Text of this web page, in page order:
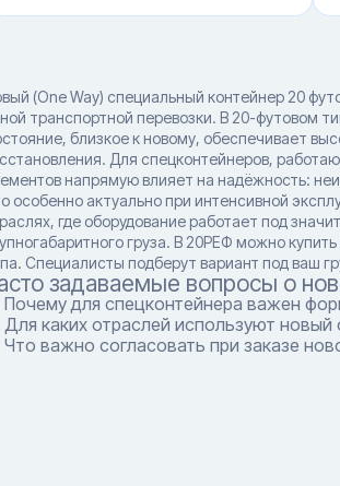
(One Way) специальный контейнер 20
транспортной перевозки. В 20-футовом
близкое к новому, обеспечивает
Для спецконтейнеров,
напрямую влияет на надёжность:
особенно актуально при интенсивной
где оборудование работает под
груза. В 20РЕФ можно
Специалисты подберут вариант под ваш
задаваемые вопросы о
для спецконтейнера важен
каких отраслей используют новый
важно согласовать при заказе